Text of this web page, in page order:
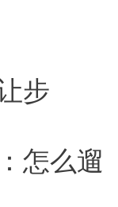
步
怎么遛